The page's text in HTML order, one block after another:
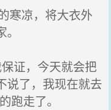
寒凉，将大衣外
证，今天就会把
说了，我现在就去
跑走了。